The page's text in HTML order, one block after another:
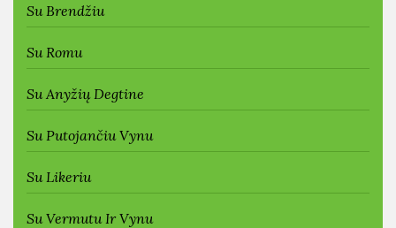
Su Brendžiu
Su Romu
Su Anyžių Degtine
Su Putojančiu Vynu
Su Likeriu
Su Vermutu Ir Vynu